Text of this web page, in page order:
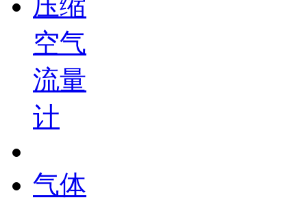
空气
流量
计
气体